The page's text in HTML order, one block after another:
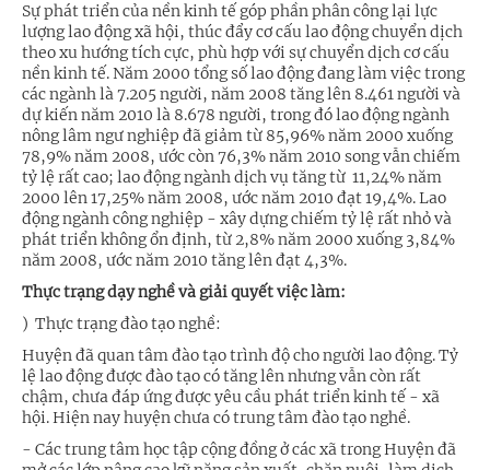
Sự phát triển của nền kinh tế góp phần phân công lại lực
lượng lao động xã hội, thúc đẩy cơ cấu lao động chuyển dịch
theo xu hướng tích cực, phù hợp với sự chuyển dịch cơ cấu
nền kinh tế. Năm 2000 tổng số lao động đang làm việc trong
các ngành là 7.205 người, năm 2008 tăng lên 8.461 người và
dự kiến năm 2010 là 8.678 người, trong đó lao động ngành
nông lâm ngư nghiệp đã giảm từ 85,96% năm 2000 xuống
78,9% năm 2008, ước còn 76,3% năm 2010 song vẫn chiếm
tỷ lệ rất cao; lao động ngành dịch vụ tăng từ 11,24% năm
2000 lên 17,25% năm 2008, ước năm 2010 đạt 19,4%. Lao
động ngành công nghiệp - xây dựng chiếm tỷ lệ rất nhỏ và
phát triển không ổn định, từ 2,8% năm 2000 xuống 3,84%
năm 2008, ước năm 2010 tăng lên đạt 4,3%.
Thực trạng dạy nghề và giải quyết việc làm:
) Thực trạng đào tạo nghề:
Huyện đã quan tâm đào tạo trình độ cho người lao động. Tỷ
lệ lao động được đào tạo có tăng lên nhưng vẫn còn rất
chậm, chưa đáp ứng được yêu cầu phát triển kinh tế - xã
hội. Hiện nay huyện chưa có trung tâm đào tạo nghề.
- Các trung tâm học tập cộng đồng ở các xã trong Huyện đã